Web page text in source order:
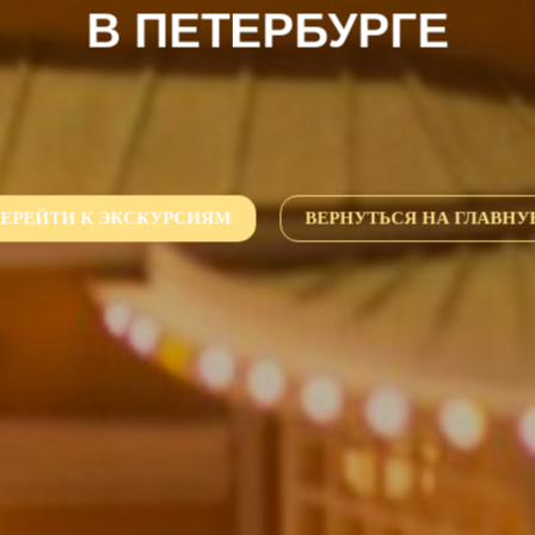
В ПЕТЕРБУРГЕ
К ЭКСКУРСИЯМ ВЕРНУТЬСЯ НА